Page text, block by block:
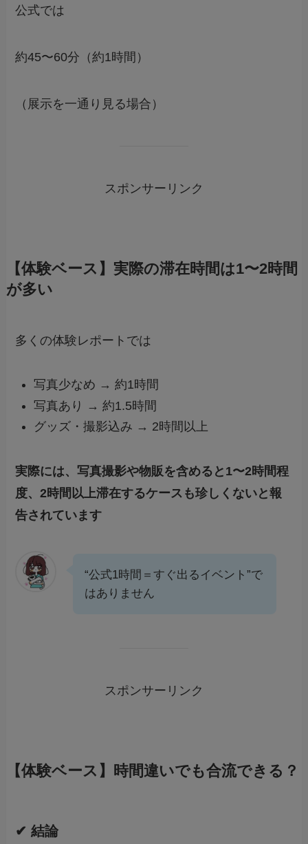
公式では
約45〜60分（約1時間）
（展示を一通り見る場合）
スポンサーリンク
【体験ベース】実際の滞在時間は1〜2時間
が多い
多くの体験レポートでは
写真少なめ → 約1時間
写真あり → 約1.5時間
グッズ・撮影込み → 2時間以上
実際には、写真撮影や物販を含めると1〜2時間程
度、2時間以上滞在するケースも珍しくないと報
告されています
“公式1時間＝すぐ出るイベント”で
はありません
スポンサーリンク
【体験ベース】時間違いでも合流できる？
✔ 結論